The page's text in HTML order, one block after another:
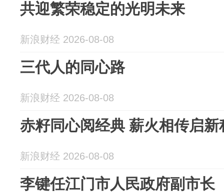
共迎繁荣稳定的光明未来
新浪财经 2026-08-08
三代人的同心路
新浪财经 2026-08-08
赤籽同心阅经典 薪火相传启新
新浪财经 2026-08-08
李键任江门市人民政府副市长